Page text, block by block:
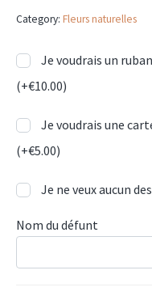
Category: Fleurs naturelles
Je voudrais un
(+€10.00)
Je voudrais une
(+€5.00)
Je ne veux aucun
Nom du défunt